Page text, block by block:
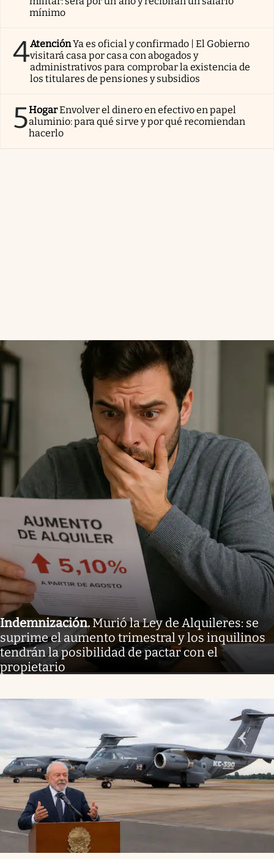
mínimo
4AtenciónYa es oficial y confirmado | El Gobierno
visitará casa por casa con abogados y
administrativos para comprobar la existencia de
los titulares de pensiones y subsidios
5HogarEnvolver el dinero en efectivo en papel
aluminio: para qué sirve y por qué recomiendan
hacerlo
Indemnización.Murió la Ley de Alquileres: se
suprime el aumento trimestral y los inquilinos
tendrán la posibilidad de pactar con el
propietario